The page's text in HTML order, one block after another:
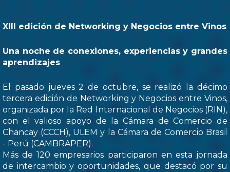
XIII edición de Networking y Negocios entre Vinos
Una noche de conexiones, experiencias y grandes
aprendizajes
El pasado jueves 2 de octubre, se realizó la décimo
tercera edición de Networking y Negocios entre Vinos,
organizada por la Red Internacional de Negocios (RIN),
con el valioso apoyo de la Cámara de Comercio de
Chancay (CCCH), ULEM y la Cámara de Comercio Brasil
- Perú (CAMBRAPER).
Más de 120 empresarios participaron en esta jornada
de intercambio y oportunidades, que destacó por su